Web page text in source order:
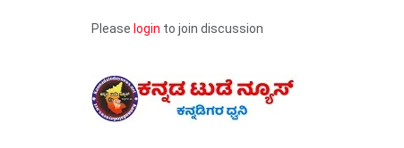
Please login to join discussion